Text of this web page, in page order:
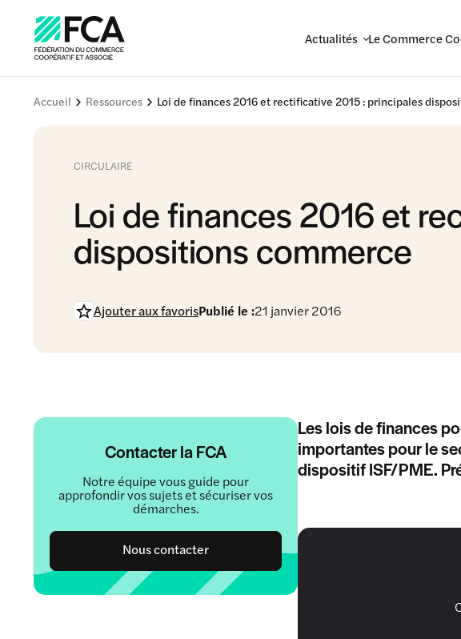
Actualités Le Commerce
Accueil Ressources Loi de finances 2016 et rectificative 2015 : principales
CIRCULAIRE
Loi de finances 2016 et
dispositions commerce
Ajouter aux favorisPublié le :21 janvier 2016
Contacter la FCA
Notre équipe vous guide pour
approfondir vos sujets et sécuriser vos
démarches.
Nous contacter
Les lois de finances
importantes pour le
dispositif ISF/PME.